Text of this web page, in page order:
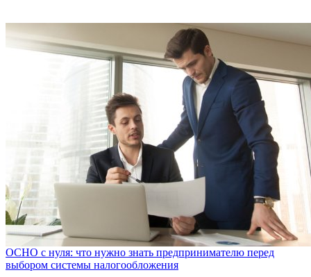
ОСНО с нуля: что нужно знать предпринимателю перед
выбором системы налогообложения